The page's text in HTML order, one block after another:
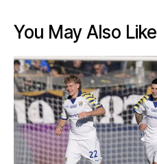
You May Also Like